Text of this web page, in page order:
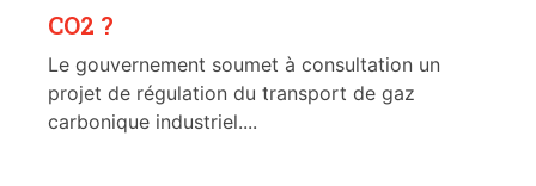
CO2 ?
Le gouvernement soumet à consultation un
projet de régulation du transport de gaz
carbonique industriel....